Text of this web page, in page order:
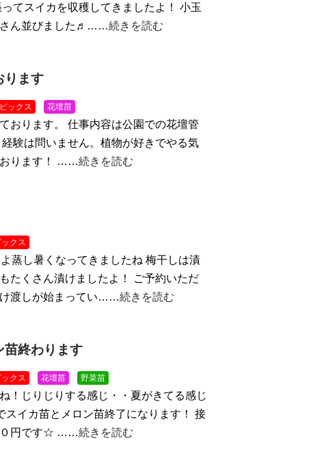
てスイカを収穫してきましたよ！ 小玉
さん並びました♬……続きを読む
ります
ックス 花壇苗
おります。 仕事内容は公園での花壇管
験は問いません。植物が好きでやる気
おります！ ……続きを読む
ックス
蒸し暑くなってきましたね 梅干しは漬
たくさん漬けましたよ！ ご予約いただ
渡しが始まってい……続きを読む
苗終わります
ックス 花壇苗 野菜苗
！じりじりする感じ・・夏がきてる感じ
スイカ苗とメロン苗終了になります！ 接
０円です☆ ……続きを読む